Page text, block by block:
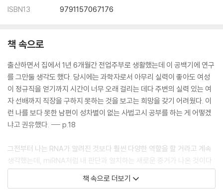
ISBN13 9791157067176
책 속으로
출산하면서 집에서 1년 6개월간 전업주부로 생활했는데 이 공백기에 연구
를 그만둘 생각도 했다. 당시에는 과학자로서 아무리 실력이 좋아도 여성
이 정규직을 얻기까지 시간이 너무 오래 걸리는 데다 주변의 실력 있는 여
자 선배까지 직장을 구하지 못하는 것을 보고는 희망을 갖기 어려웠다. 이
런 나를 보다 못한 남편이 성차별이 없는 사법고시 공부를 하는 게 어떻겠
냐고 권유했다. --- p.18
그전부터 나는 RNA가 알려진 것보다 훨씬 다양한 역할을 할 거라고 계속
생각했는데, miRNA처럼 내 판단과 일치하는 새로운 증거가 나온 것이다.
그 사실에 열광한 나는 내가 세운 가설을 연구로 현실화하고 싶어졌다. 나
는 miRNA 연구를 시작으로 miRNA를 통한 유전자 조절 연구를 평생의
책 속으로 더보기